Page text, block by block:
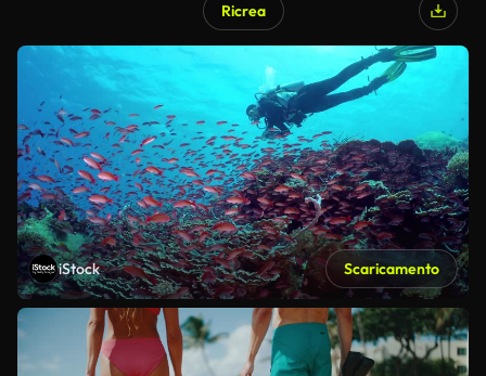
Ricrea
iStock Scaricamento